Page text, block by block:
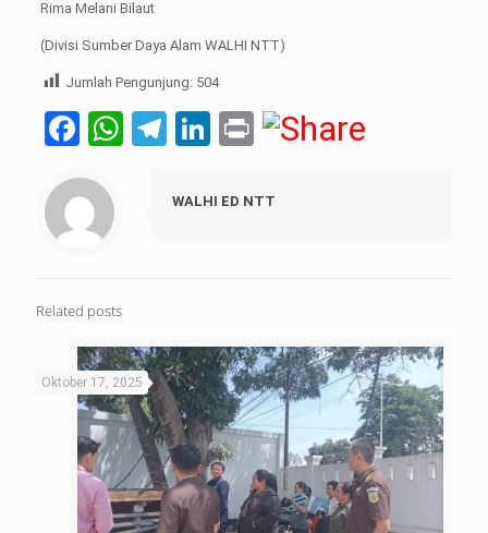
Rima Melani Bilaut
(Divisi Sumber Daya Alam WALHI NTT)
Jumlah Pengunjung: 504
Facebook
WhatsApp
Telegram
LinkedIn
Print
WALHI ED NTT
Related posts
Oktober 17, 2025